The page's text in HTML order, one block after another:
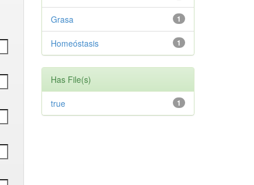
1
Grasa
1
Homeóstasis
Has File(s)
1
true